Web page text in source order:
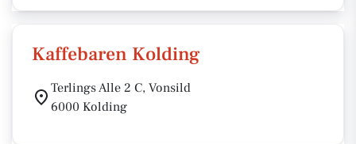
Kaffebaren Kolding
Terlings Alle 2 C, Vonsild
6000 Kolding